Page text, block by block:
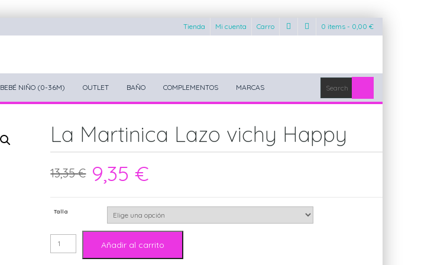
Tienda Mi cuenta Carro 0 items - 0,00 €
BEBÉ NIÑO (0-36M) OUTLET BAÑO COMPLEMENTOS MARCAS
La Martinica Lazo vichy Happy
13,35€ 9,35€
Talla
La Añadir al carrito